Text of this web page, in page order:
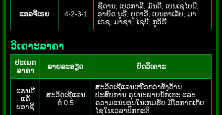
ແອລຈີເຣຍ 4-2-3-1
ຊີດານ; ເບວກາລີ, ມັນດີ, ເບນເຊໄບນີ,
ອາຍິດ ນູຣີ; ບູດາວີ, ເບນຕາເລັບ; ມາ
ເຣຊ, ມາຊາ, ໄຊບີ; ກູອິຣີ
ວິເຄາະລາຄາ
ປະເພດ
ລາຄາ
ລາຍລະອຽດ ບົດວິເຄາະ
ແຮນດີ
ແຄັ
ບອາຊີ
ສະວິດເຊີແລນ
ຕໍ່ 0.5
ສະວິດເຊີແລນເໜືອກວ່າທັງດ້ານ
ປະສົບການ ຄຸນນະພາບນັກເຕະ ແລະ
ຄວາມແນ່ນອນໃນເກມຮັບ ມີໂອກາດເກັບ
ໄຊໃນເວລາປົກກະຕິ